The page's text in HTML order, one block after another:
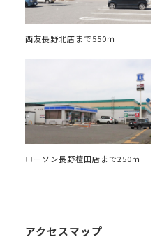
西友長野北店まで550ｍ
ローソン長野檀田店まで250ｍ
アクセスマップ